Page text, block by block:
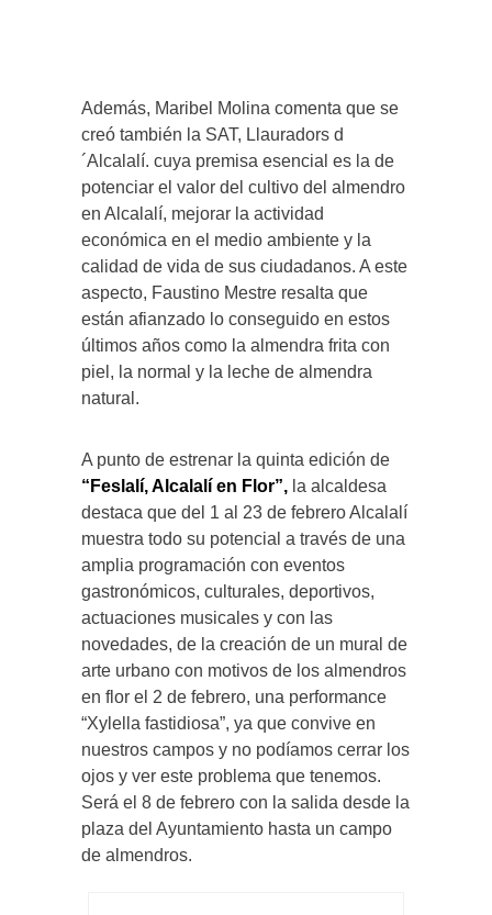
Además, Maribel Molina comenta que se
creó también la SAT, Llauradors d
´Alcalalí. cuya premisa esencial es la de
potenciar el valor del cultivo del almendro
en Alcalalí, mejorar la actividad
económica en el medio ambiente y la
calidad de vida de sus ciudadanos. A este
aspecto, Faustino Mestre resalta que
están afianzado lo conseguido en estos
últimos años como la almendra frita con
piel, la normal y la leche de almendra
natural.
A punto de estrenar la quinta edición de
“Feslalí, Alcalalí en Flor”, la alcaldesa
destaca que del 1 al 23 de febrero Alcalalí
muestra todo su potencial a través de una
amplia programación con eventos
gastronómicos, culturales, deportivos,
actuaciones musicales y con las
novedades, de la creación de un mural de
arte urbano con motivos de los almendros
en flor el 2 de febrero, una performance
“Xylella fastidiosa”, ya que convive en
nuestros campos y no podíamos cerrar los
ojos y ver este problema que tenemos.
Será el 8 de febrero con la salida desde la
plaza del Ayuntamiento hasta un campo
de almendros.